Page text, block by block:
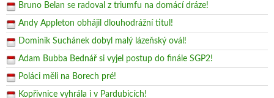
Bruno Belan se radoval z triumfu na domácí dráze!
Andy Appleton obhájil dlouhodrážní titul!
Dominik Suchánek dobyl malý lázeňský ovál!
Adam Bubba Bednář si vyjel postup do finále SGP2!
Poláci měli na Borech pré!
Kopřivnice vyhrála i v Pardubicích!